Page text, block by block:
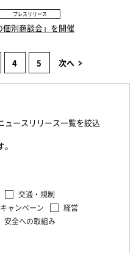
プレスリリース
個別商談会」を開催
4 5 次へ
ュースリリース一覧を絞込
交通・規制
ャンペーン
経営
安全への取組み